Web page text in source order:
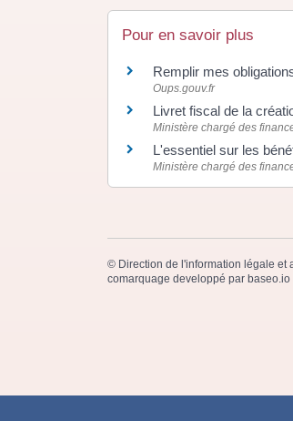
Pour en savoir plus
Remplir mes
Oups.gouv.fr
Livret fiscal de la
Ministère chargé des
L'essentiel sur les
Ministère chargé des
© Direction de l'information légale et
comarquage developpé par baseo.io